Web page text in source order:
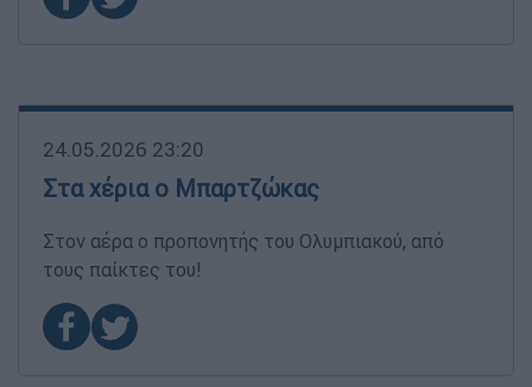
24.05.2026 23:20
Στα χέρια ο Μπαρτζώκας
Στον αέρα ο προπονητής του Ολυμπιακού, από
τους παίκτες του!